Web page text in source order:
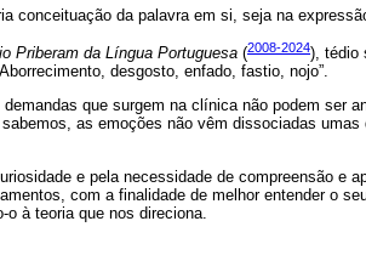
conceituação da palavra em si, seja na
Priberam da Língua Portuguesa (2008-2024), tédio
desgosto, enfado, fastio, nojo”.
que surgem na clínica não podem ser
as emoções não vêm dissociadas
e pela necessidade de compreensão e
com a finalidade de melhor entender o
à teoria que nos direciona.